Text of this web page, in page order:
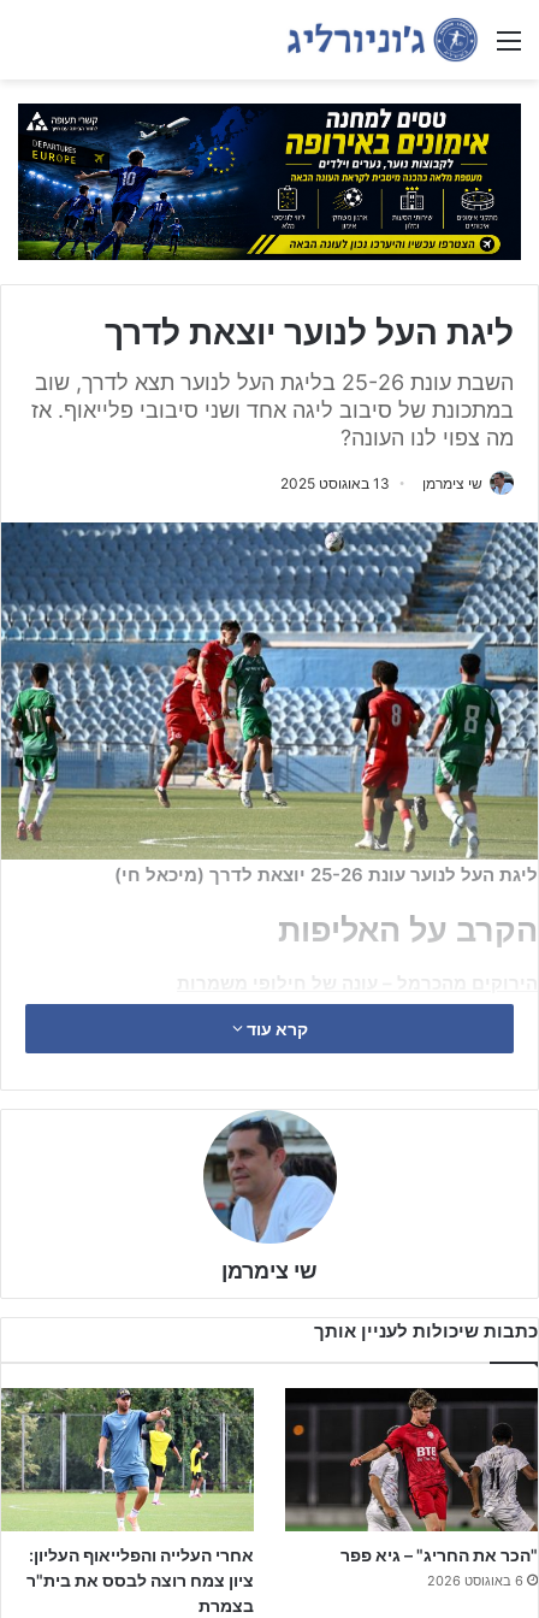
Menu
ליגת העל לנוער יוצאת לדרך
השבת עונת 25-26 בליגת העל לנוער תצא לדרך, שוב
במתכונת של סיבוב ליגה אחד ושני סיבובי פלייאוף. אז
מה צפוי לנו העונה?
שי צימרמן 13 באוגוסט 2025
ליגת העל לנוער עונת 25-26 יוצאת לדרך (מיכאל חי)
הקרב על האליפות
הירוקים מהכרמל – עונה של חילופי משמרות
נפרדה ממרבית שחקני ההרכב שלה בעונה
המועדון, קבוצת הבוגרים של הפועל כפ"ס בליגה הלאומית – איתי אהוד,
ג'אד שיבלי, יבלו גטאצ'או, אדיר והב, טומי ציצואשוילי ועדי צור.
מלך השערים של הקבוצה אשתקד יהלי מלכה הצטרף לקבוצת הבוגרים
של הפועל עכו, כאשר עומר דהן, עמית ארצי, תומר לנס ואיאד חלאילי
איתי מרדכיימשיך להוביל את הירוקים מהכרמל על הקווים, כאשר
שעברה בשילוב חריגי הגיל דניאל דרזי, אלעד אמיר ומור סעדו ושחקני
שנתון 2008. קשה לראות את החיפאים מניפים שוב את צלחת האליפות
לאור השינוי הניכר בסגל, אולם גם במהלך הקיץ הקודם, מעטים סימנו
את מכבי חיפה כמועמדת לתואר האליפות.
קרא עוד
שי צימרמן
כתבות שיכולות לעניין אותך
"הכר את החריג" – גיא פפר
6 באוגוסט 2026
אחרי העלייה והפלייאוף העליון:
ציון צמח רוצה לבסס את בית"ר
בצמרת